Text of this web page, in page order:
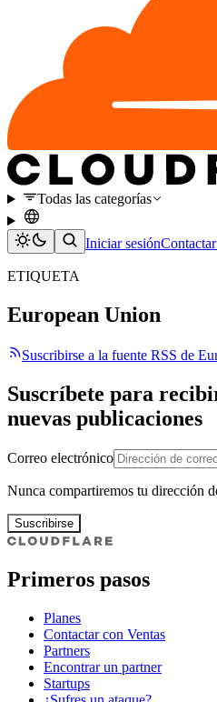
Todas las categorías
Iniciar sesión
ETIQUETA
European Union
Suscribirse a la fuente RSS de
Suscríbete para
nuevas publicaciones
Correo electrónico
Nunca compartiremos tu dirección
Suscribirse
Primeros pasos
Planes
Contactar con Ventas
Partners
Encontrar un partner
Startups